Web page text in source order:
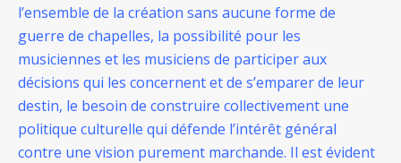
l’ensemble de la création sans aucune forme de
guerre de chapelles, la possibilité pour les
musiciennes et les musiciens de participer aux
décisions qui les concernent et de s’emparer de leur
destin, le besoin de construire collectivement une
politique culturelle qui défende l’intérêt général
contre une vision purement marchande. Il est évident